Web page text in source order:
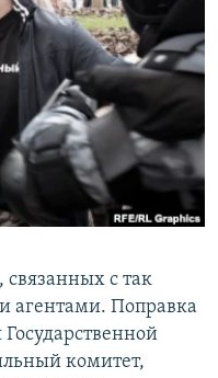
связанных с так
Поправка
Государственной
комитет,